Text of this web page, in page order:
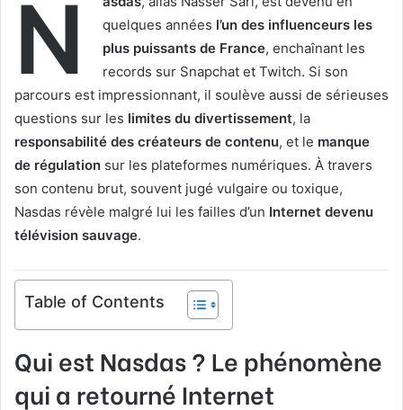
l
N
quelques années l’un des influenceurs les
plus puissants de France, enchaînant les
records sur Snapchat et Twitch. Si son
parcours est impressionnant, il soulève aussi de sérieuses
questions sur les limites du divertissement, la
responsabilité des créateurs de contenu, et le manque
de régulation sur les plateformes numériques. À travers
son contenu brut, souvent jugé vulgaire ou toxique,
Nasdas révèle malgré lui les failles d’un Internet devenu
télévision sauvage.
Table of Contents
Qui est Nasdas ? Le phénomène
qui a retourné Internet